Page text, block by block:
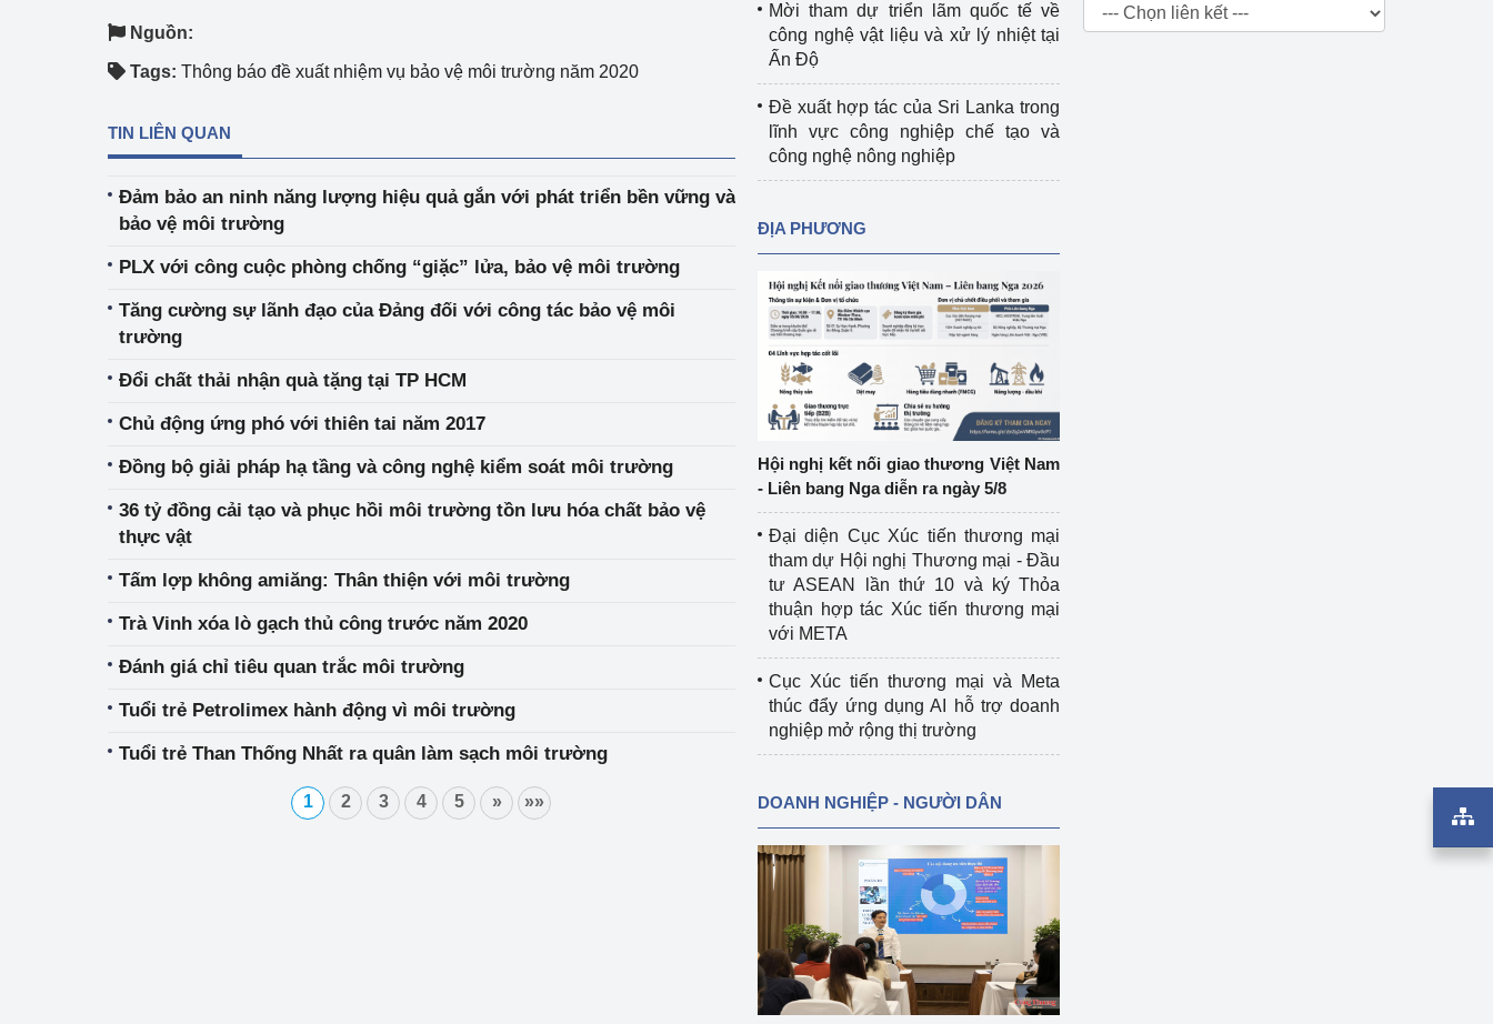
Album ảnh bảo vệ môi trường
Bảo vệ nền tảng tư tưởng của Đảng
Khu vực miền Nam
Thị trường châu Á – châu Phi
Thị trường châu Âu – châu Mỹ
Thị trường trong nước
Ngành Công Thương đưa nghị quyết
Phát triển công nghiệp
Sản xuất công nghiệp
Phát triển năng lượng
Nguồn:
Tags: Thông báo đề xuất nhiệm vụ bảo vệ môi trường năm 2020
TIN LIÊN QUAN
Đảm bảo an ninh năng lượng hiệu quả gắn với phát triển bền vững và
bảo vệ môi trường
PLX với công cuộc phòng chống “giặc” lửa, bảo vệ môi trường
Tăng cường sự lãnh đạo của Đảng đối với công tác bảo vệ môi
trường
Đổi chất thải nhận quà tặng tại TP HCM
Chủ động ứng phó với thiên tai năm 2017
Đồng bộ giải pháp hạ tầng và công nghệ kiểm soát môi trường
36 tỷ đồng cải tạo và phục hồi môi trường tồn lưu hóa chất bảo vệ
thực vật
Tấm lợp không amiăng: Thân thiện với môi trường
Trà Vinh xóa lò gạch thủ công trước năm 2020
Đánh giá chỉ tiêu quan trắc môi trường
Tuổi trẻ Petrolimex hành động vì môi trường
Tuổi trẻ Than Thống Nhất ra quân làm sạch môi trường
1 2 3 4 5 » »»
Mời tham dự triển lãm quốc tế về
công nghệ vật liệu và xử lý nhiệt tại
Ấn Độ
Đề xuất hợp tác của Sri Lanka trong
lĩnh vực công nghiệp chế tạo và
công nghệ nông nghiệp
ĐỊA PHƯƠNG
Hội nghị kết nối giao thương Việt Nam
- Liên bang Nga diễn ra ngày 5/8
Đại diện Cục Xúc tiến thương mại
tham dự Hội nghị Thương mại - Đầu
tư ASEAN lần thứ 10 và ký Thỏa
thuận hợp tác Xúc tiến thương mại
với META
Cục Xúc tiến thương mại và Meta
thúc đẩy ứng dụng AI hỗ trợ doanh
nghiệp mở rộng thị trường
DOANH NGHIỆP - NGƯỜI DÂN